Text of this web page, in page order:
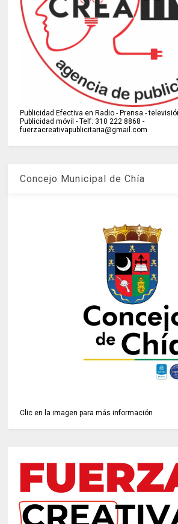
Publicidad Efectiva en Radio - Prensa -
Publicidad móvil - Telf: 310 222 8868 -
fuerzacreativapublicitaria@gmail.com
Concejo Municipal de Chía
Clic en la imagen para más información